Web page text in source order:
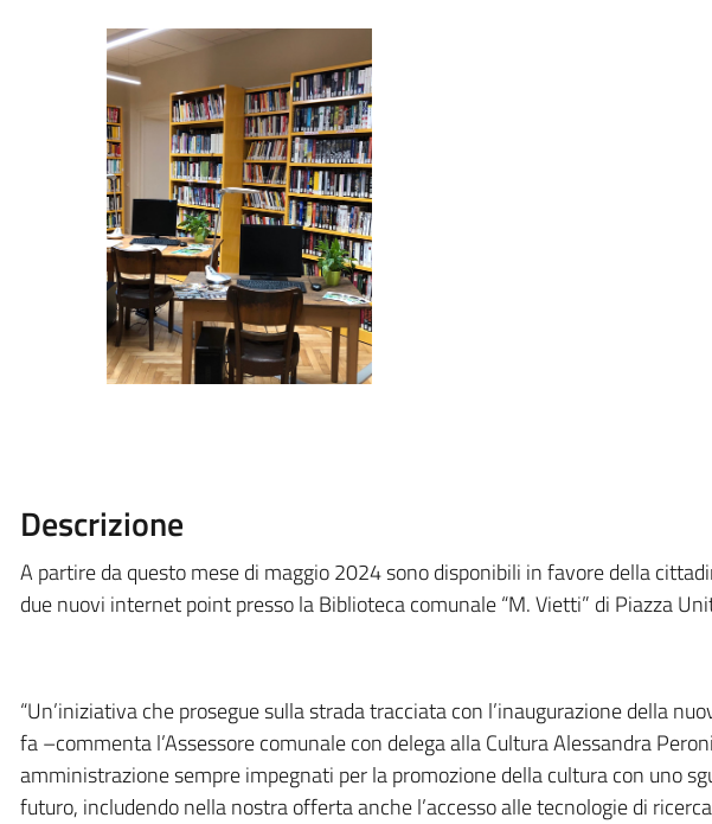
Descrizione
A partire da questo mese di maggio 2024 sono disponibili in favore della
due nuovi internet point presso la Biblioteca comunale “M. Vietti” di Piazza
“Un’iniziativa che prosegue sulla strada tracciata con l’inaugurazione della
fa –commenta l’Assessore comunale con delega alla Cultura Alessandra
amministrazione sempre impegnati per la promozione della cultura con uno
futuro, includendo nella nostra offerta anche l’accesso alle tecnologie di